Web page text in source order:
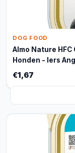
DOG FOOD
Almo Nature
Honden - Iers
€1,67